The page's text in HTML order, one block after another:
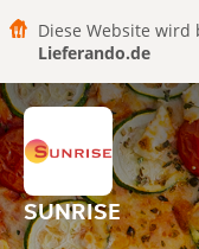
Diese Website
Lieferando.de
SUNRISE